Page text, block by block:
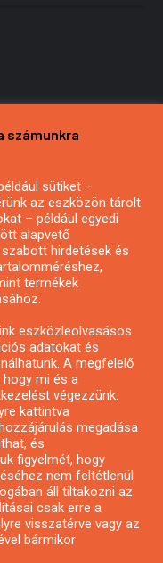
számunkra
sütiket –
az eszközön tárolt
– például egyedi
alapvető
hirdetések és
termékek
eszközleolvasásos
adatokat és
A megfelelő
mi és a
végezzünk.
kattintva
megadása
és
figyelmét, hogy
nem feltétlenül
áll tiltakozni az
csak erre a
visszatérve vagy az
bármikor